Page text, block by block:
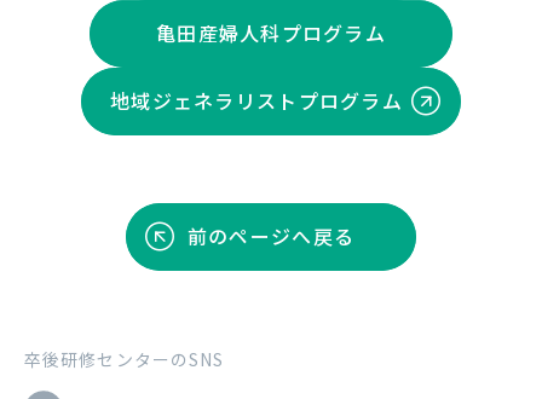
亀田産婦人科プログラム
地域ジェネラリストプログラム
前のページへ戻る
卒後研修センターのSNS